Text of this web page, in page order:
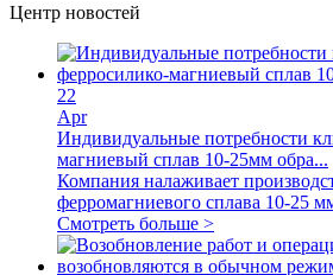
Центр новостей
22
Apr
Индивидуальные потребности
магниевый сплав 10-25мм обра...
Компания налаживает
ферромагниевого сплава 10-25
Смотреть больше >